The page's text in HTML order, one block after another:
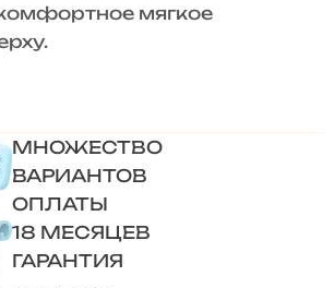
мягкое
МНОЖЕСТВО
ВАРИАНТОВ
ОПЛАТЫ
18 МЕСЯЦЕВ
ГАРАНТИЯ